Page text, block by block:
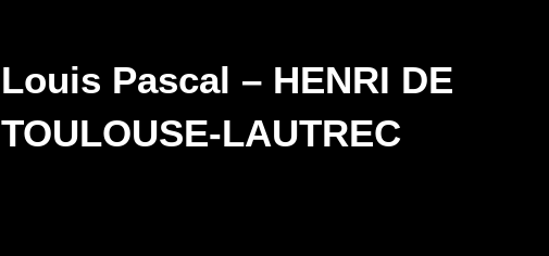
Louis Pascal – HENRI DE
TOULOUSE-LAUTREC